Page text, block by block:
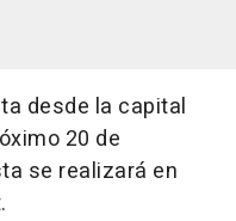
desde la capital
20 de
se realizará en